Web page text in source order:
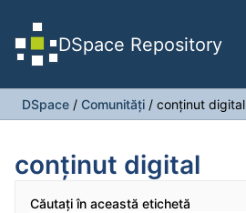
DSpace Repository
DSpace / Comunități / conținut digital
conținut digital
Căutați în această etichetă